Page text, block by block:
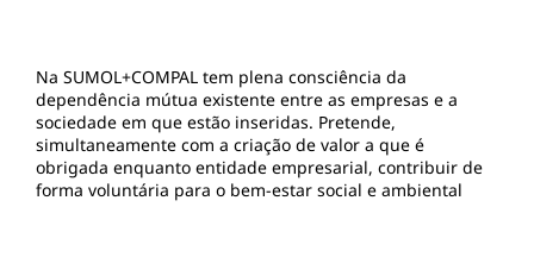
Na SUMOL+COMPAL tem plena consciência da
dependência mútua existente entre as empresas e a
sociedade em que estão inseridas. Pretende,
simultaneamente com a criação de valor a que é
obrigada enquanto entidade empresarial, contribuir de
forma voluntária para o bem-estar social e ambiental